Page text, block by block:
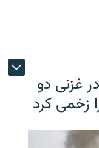
غزنی دو
زخمی کرد